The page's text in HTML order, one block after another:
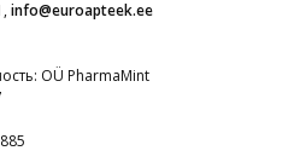
info@euroapteek.ee
OÜ PharmaMint